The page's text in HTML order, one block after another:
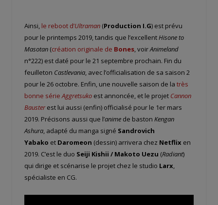
Ainsi, le reboot d’Ultraman (Production I.G) est prévu
pour le printemps 2019, tandis que l’excellentHisone to
Masotan (création originale de Bones, voirAnimeland
n°222) est daté pour le 21 septembre prochain. Fin du
feuilleton Castlevania, avec l’officialisation de sa saison 2
pour le 26 octobre. Enfin, une nouvelle saison de la très
bonne sérieAggretsuko est annoncée, et le projet Cannon
Bausterest lui aussi (enfin) officialisé pour le 1er mars
2019. Précisons aussi que l’anime de baston Kengan
Ashura, adapté du manga signé Sandrovich
Yabako et Daromeon (dessin) arrivera chez Netflix en
2019. C’est le duo Seiji Kishii / Makoto Uezu (Radiant)
qui dirige et scénarise le projet chez le studio Larx,
spécialiste en CG.